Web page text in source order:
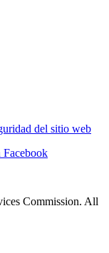
del sitio web
Commission. All